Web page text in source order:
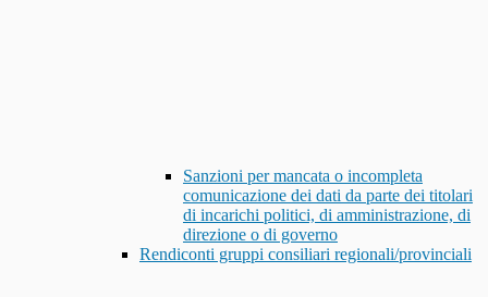
Sanzioni per mancata o incompleta
comunicazione dei dati da parte dei titolari
di incarichi politici, di amministrazione, di
direzione o di governo
Rendiconti gruppi consiliari regionali/provinciali